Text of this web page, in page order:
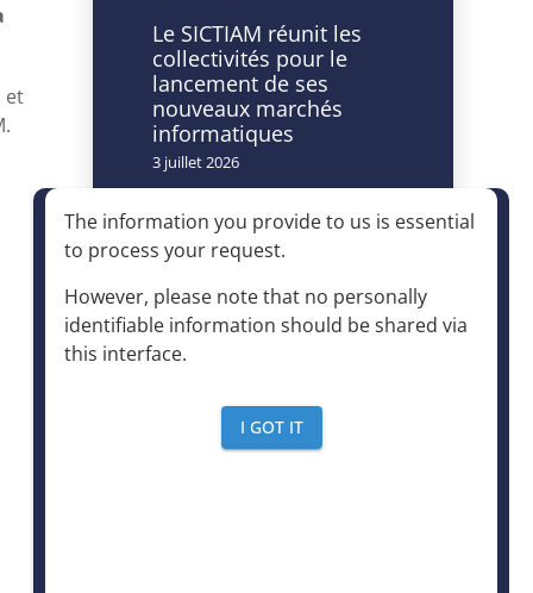
et
Le SICTIAM réunit les
collectivités pour le
lancement de ses
nouveaux marchés
informatiques
3 juillet 2026
Caméras à lecture
automatisée de
plaques
d’immatriculation et
accès à la déchèterie :
un dispositif autorisé à
condition d’être
4 juin 2026
The information you provide to us is essential
to process your request.
However, please note that no personally
identifiable information should be shared via
this interface.
I GOT IT